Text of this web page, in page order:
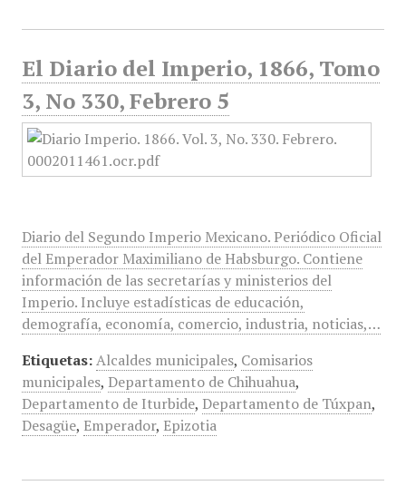
El Diario del Imperio, 1866, Tomo
3, No 330, Febrero 5
Diario del Segundo Imperio Mexicano. Periódico Oficial
del Emperador Maximiliano de Habsburgo. Contiene
información de las secretarías y ministerios del
Imperio. Incluye estadísticas de educación,
demografía, economía, comercio, industria, noticias,…
Etiquetas: Alcaldes municipales, Comisarios
municipales, Departamento de Chihuahua,
Departamento de Iturbide, Departamento de Túxpan,
Desagüe, Emperador, Epizotia